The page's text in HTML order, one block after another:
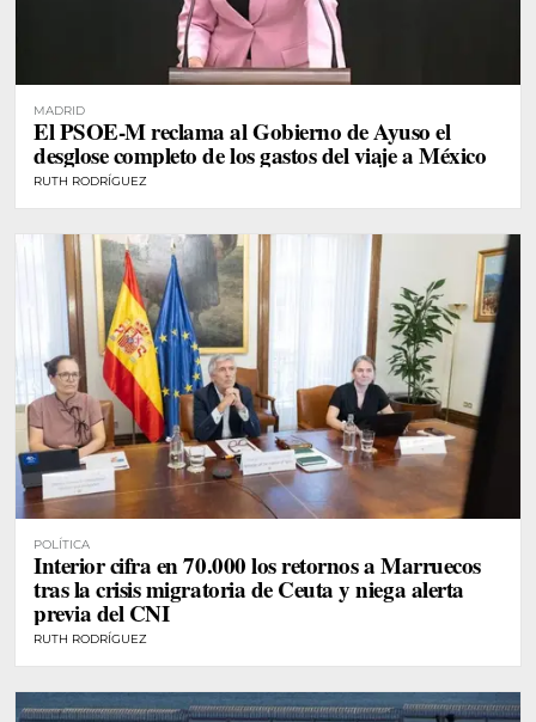
MADRID
El PSOE-M reclama al Gobierno de Ayuso el
desglose completo de los gastos del viaje a México
RUTH RODRÍGUEZ
POLÍTICA
Interior cifra en 70.000 los retornos a Marruecos
tras la crisis migratoria de Ceuta y niega alerta
previa del CNI
RUTH RODRÍGUEZ